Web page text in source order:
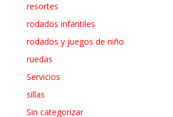
resortes
rodados infantiles
rodados y juegos de niño
ruedas
Servicios
sillas
Sin categorizar